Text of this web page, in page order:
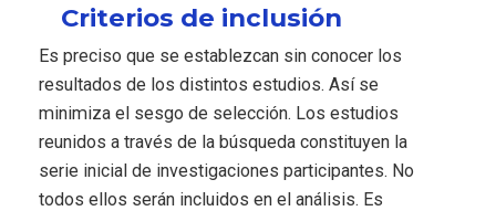
Criterios de inclusión
Es preciso que se establezcan sin conocer los
resultados de los distintos estudios. Así se
minimiza el sesgo de selección. Los estudios
reunidos a través de la búsqueda constituyen la
serie inicial de investigaciones participantes. No
todos ellos serán incluidos en el análisis. Es